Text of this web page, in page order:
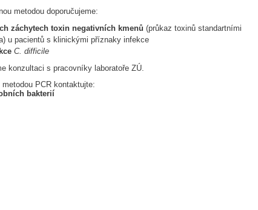
metodou doporučujeme:
záchytech toxin negativních kmenů (průkaz toxinů standartními
u pacientů s klinickými příznaky infekce
C. difficile
konzultaci s pracovníky laboratoře ZÚ.
PCR kontaktujte:
bakterií